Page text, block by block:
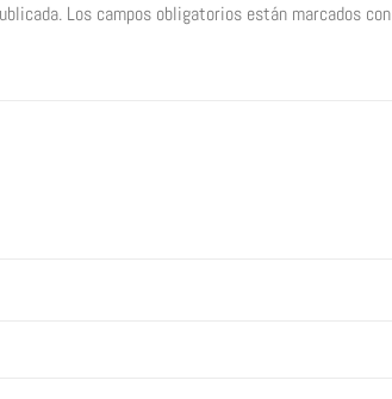
Los campos obligatorios están marcados con